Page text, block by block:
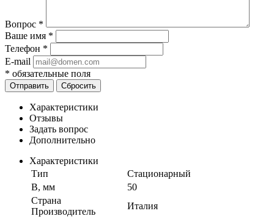
Вопрос *
Ваше имя *
Телефон *
E-mail
* обязательные поля
Отправить Сбросить
Характеристики
Отзывы
Задать вопрос
Дополнительно
Характеристики
Тип
Стационарный
B, мм
50
Страна
Производитель
Италия